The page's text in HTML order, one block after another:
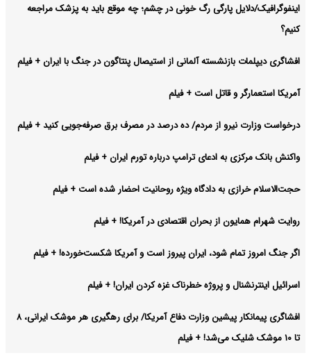
چند رسانه ای:
افشاگری پیمانکار پیشین وزارت دفاع آمریکا/ برای رهگیری هر
موشک ایرانی، ۸ تا ۱۰ موشک شلیک می‌شد! + فیلم
آرشیو
اینفوگرافیک/دلایل پارگی رگ خونی در چشم؛ چه موقع باید به پزشک مراجعه
کنیم؟
افشاگری دیپلمات بازنشسته آلمانی از استیصال پنتاگون در جنگ با ایران + فیلم
آمریکا استعمارگر و قاتل است + فیلم
درخواست وزارت نیرو از مردم/ ده درصد در مصرف برق صرفه‌جویی کنید + فیلم
واکنش بانک مرکزی به ادعای ترامپ درباره تورم ایران + فیلم
حجت‌الاسلام خرازی به دادگاه ویژه روحانیت احضار شده است + فیلم
روایت شهرام همایون از بحران اقتصادی در آمریکا! + فیلم
اگر جنگ امروز تمام شود، ایران پیروز است و آمریکا شکست‌خورده! + فیلم
اسرائیل اینترنشنال و پروژه خطرناک غزه کردن ایران! + فیلم
افشاگری پیمانکار پیشین وزارت دفاع آمریکا/ برای رهگیری هر موشک ایرانی، ۸
تا ۱۰ موشک شلیک می‌شد! + فیلم